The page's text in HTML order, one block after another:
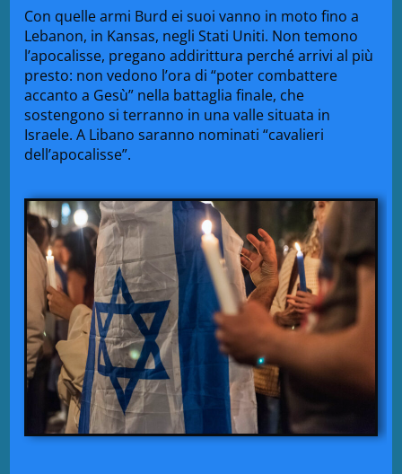
Con quelle armi Burd ei suoi vanno in moto fino a
Lebanon, in Kansas, negli Stati Uniti. Non temono
l’apocalisse, pregano addirittura perché arrivi al più
presto: non vedono l’ora di “poter combattere
accanto a Gesù” nella battaglia finale, che
sostengono si terranno in una valle situata in
Israele. A Libano saranno nominati “cavalieri
dell’apocalisse”.